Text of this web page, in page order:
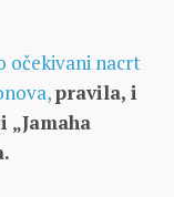
očekivani nacrt
pravila, i